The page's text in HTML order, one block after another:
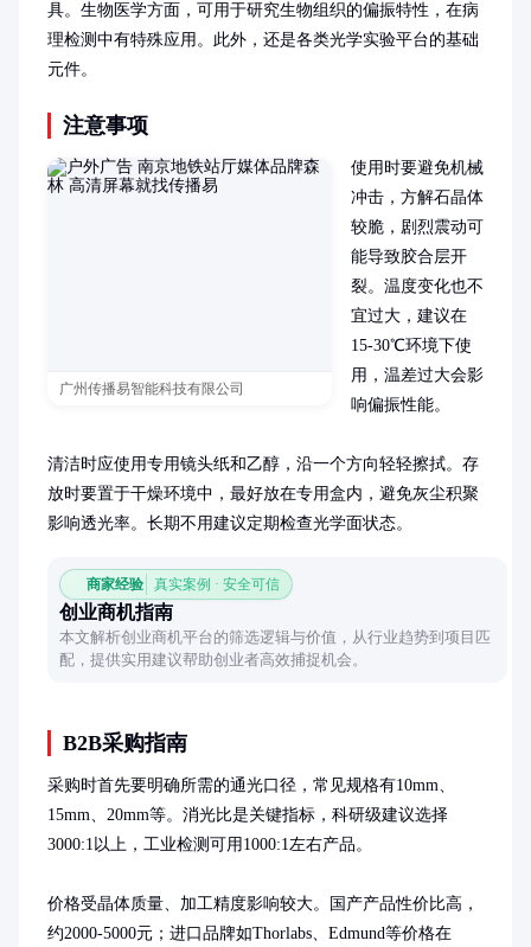
具。生物医学方面，可用于研究生物组织的偏振特性，在病
理检测中有特殊应用。此外，还是各类光学实验平台的基础
元件。
注意事项
广州传播易智能科技有限公司
使用时要避免机械
冲击，方解石晶体
较脆，剧烈震动可
能导致胶合层开
裂。温度变化也不
宜过大，建议在
15-30℃环境下使
用，温差过大会影
响偏振性能。
清洁时应使用专用镜头纸和乙醇，沿一个方向轻轻擦拭。存
放时要置于干燥环境中，最好放在专用盒内，避免灰尘积聚
影响透光率。长期不用建议定期检查光学面状态。
商家经验 真实案例 · 安全可信
创业商机指南
本文解析创业商机平台的筛选逻辑与价值，从行业趋势到项目匹
配，提供实用建议帮助创业者高效捕捉机会。
B2B采购指南
采购时首先要明确所需的通光口径，常见规格有10mm、
15mm、20mm等。消光比是关键指标，科研级建议选择
3000:1以上，工业检测可用1000:1左右产品。
价格受晶体质量、加工精度影响较大。国产产品性价比高，
约2000-5000元；进口品牌如Thorlabs、Edmund等价格在